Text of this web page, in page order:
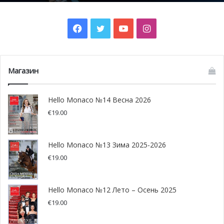
то время как соотношение между мужчинами и
женщинами в данном секторе одинаковое.
Facebook
TwitterYouTubeInstagram
Магазин
Hello Monaco №14 Весна 2026
€19.00
Hello Monaco №13 Зима 2025-2026
€19.00
Hello Monaco №12 Лето – Осень 2025
€19.00